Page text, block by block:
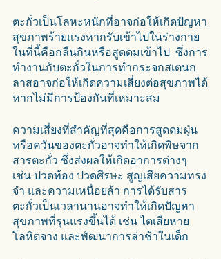
ตะกั่วเป็นโลหะหนักที่อาจก่อให้เกิดปัญหา
สุขภาพร้ายแรงหากรับเข้าไปในร่างกาย
ในที่นี้คือกลืนกินหรือสูดดมเข้าไป  ซึ่งการ
ทำงานกับตะกั่วในการทำกระจกสเตนก
ลาสอาจก่อให้เกิดความเสี่ยงต่อสุขภาพได้
หากไม่มีการป้องกันที่เหมาะสม
ความเสี่ยงที่สำคัญที่สุดคือการสูดดมฝุ่น
หรือควันของตะกั่วอาจทำให้เกิดพิษจาก
สารตะกั่ว ซึ่งส่งผลให้เกิดอาการต่างๆ
เช่น ปวดท้อง ปวดศีรษะ สูญเสียความทรง
จำ และความเหนื่อยล้า การได้รับสาร
ตะกั่วเป็นเวลานานอาจทำให้เกิดปัญหา
สุขภาพที่รุนแรงขึ้นได้ เช่น ไตเสียหาย
โลหิตจาง และพัฒนาการล่าช้าในเด็ก